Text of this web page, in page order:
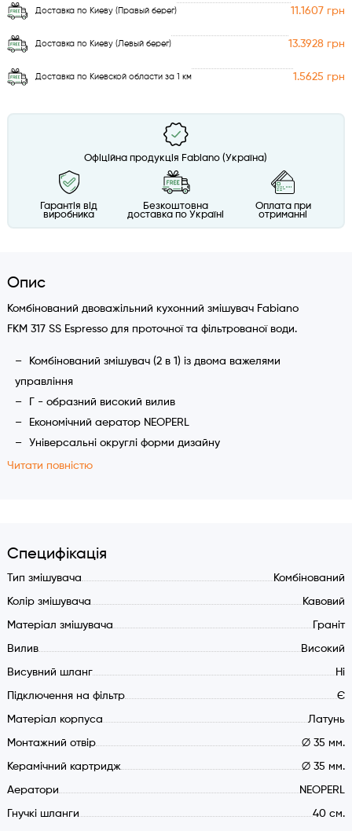
Доставка по Киеву (Правый берег) 11.1607 грн
Доставка по Киеву (Левый берег) 13.3928 грн
Доставка по Киевской области за 1 км 1.5625 грн
Офіційна продукція Fabiano (Україна)
Гарантія від
виробника
Безкоштовна
доставка по Україні
Оплата при
отриманні
Опис
Комбінований двоважільний кухонний змішувач Fabiano
FKM 317 SS Espresso для проточної та фільтрованої води.
Комбінований змішувач (2 в 1) із двома важелями
управління
Г - образний високий вилив
Економічний аератор NEOPERL
Універсальні округлі форми дизайну
Підключення гарячої та холодної води
Читати повністю
Специфікація
Тип змішувача Комбінований
Колір змішувача Кавовий
Матеріал змішувача Граніт
Вилив Високий
Висувний шланг Ні
Підключення на фільтр Є
Матеріал корпуса Латунь
Монтажний отвір ∅ 35 мм.
Керамічний картридж ∅ 35 мм.
Аератори NEOPERL
Гнучкі шланги 40 см.